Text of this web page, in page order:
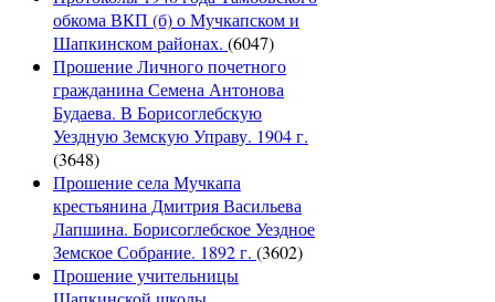
обкома ВКП (б) о Мучкапском и
Шапкинском районах. (6047)
Прошение Личного почетного
гражданина Семена Антонова
Будаева. В Борисоглебскую
Уездную Земскую Управу. 1904 г.
(3648)
Прошение села Мучкапа
крестьянина Дмитрия Васильева
Лапшина. Борисоглебское Уездное
Земское Собрание. 1892 г. (3602)
Прошение учительницы